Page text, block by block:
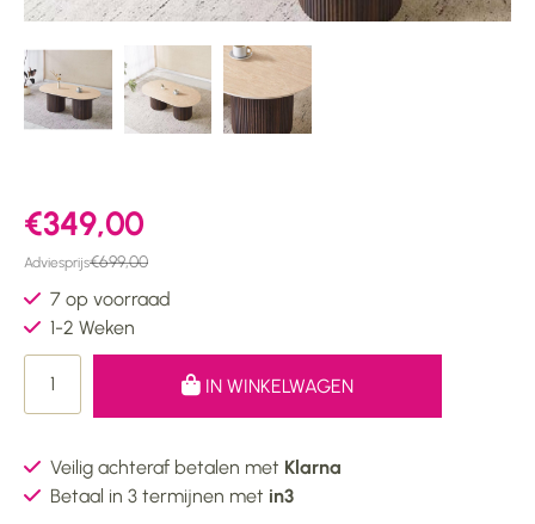
€349,00
Adviesprijs€699,00
7 op voorraad
1-2 Weken
IN WINKELWAGEN
Veilig achteraf betalen met Klarna
Betaal in 3 termijnen met in3